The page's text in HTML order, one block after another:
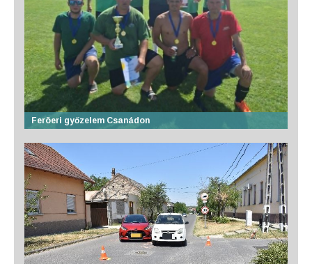
Feröeri győzelem Csanádon